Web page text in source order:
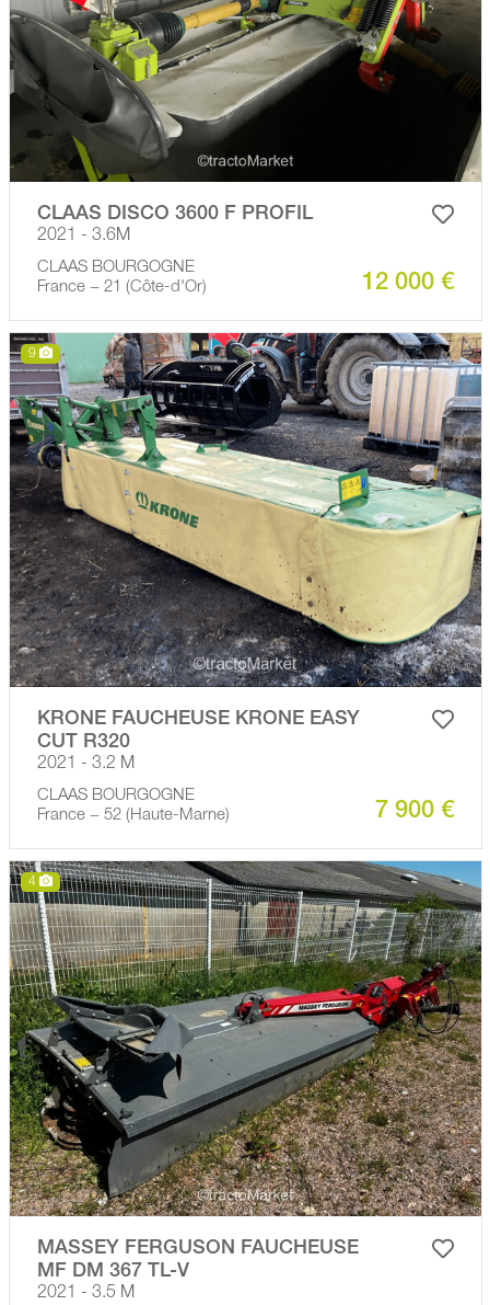
CLAAS DISCO 3600 F PROFIL
2021 - 3.6M
CLAAS BOURGOGNE
France − 21 (Côte-d'Or)
12 000 €
9
KRONE FAUCHEUSE KRONE EASY
CUT R320
2021 - 3.2 M
CLAAS BOURGOGNE
France − 52 (Haute-Marne)
7 900 €
4
MASSEY FERGUSON FAUCHEUSE
MF DM 367 TL-V
2021 - 3.5 M